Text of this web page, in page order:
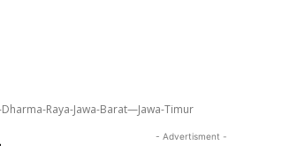
Raya-Jawa-Barat—Jawa-Timur
- Advertisment -